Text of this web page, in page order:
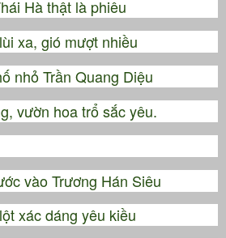
Hà thật là phiêu
xa, gió mượt nhiều
nhỏ Trần Quang Diệu
vườn hoa trổ sắc yêu.
vào Trương Hán Siêu
xác dáng yêu kiều